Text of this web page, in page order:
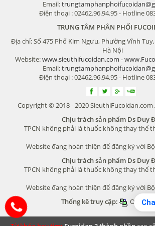
Email:
Điện thoại : 02462.96.94.95 - Hotline
TRUNG TÂM PHÂN PHỐI
Địa chỉ: Số 475 Phố Kim Ngưu, Phường Vĩnh
Hà Nội
Website:www.sieuthifucoidan.com -
Email:
Điện thoại : 02462.96.94.95 - Hotline
Copyright © 2018 - 2020 SieuthiFucoidan.com
Chịu trách sản phẩm Ds Duy
TPCN không phải là thuốc không thay thế
Website đang hoàn thiện để đăng ký với
Chịu trách sản phẩm Ds Duy
TPCN không phải là thuốc không thay thế
Website đang hoàn thiện để đăng ký với
Thống kê truy cập:
Online